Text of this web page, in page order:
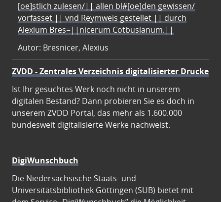
[oe]stlich zulesen/|| allen bl#[oe]den gewissen/
vorfasset || vnd Reymweis gestellet || durch
Alexium Bres=||nicerum Cotbusianum.||
Autor: Bresnicer, Alexius
ZVDD - Zentrales Verzeichnis digitalisierter Drucke
Ist Ihr gesuchtes Werk noch nicht in unserem
digitalen Bestand? Dann probieren Sie es doch in
unserem ZVDD Portal, das mehr als 1.600.000
bundesweit digitalisierte Werke nachweist.
DigiWunschbuch
Die Niedersächsische Staats- und
Universitätsbibliothek Göttingen (SUB) bietet mit